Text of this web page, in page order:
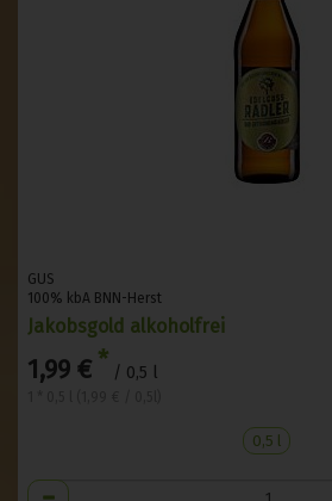
GUS
100% kbA BNN-Herst
Jakobsgold alkoholfrei
1,99 € * / 0,5 l
0,5 l
Anzahl